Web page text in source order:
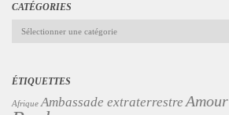
CATÉGORIES
ÉTIQUETTES
Afrique Ambassade extraterrestre Amour